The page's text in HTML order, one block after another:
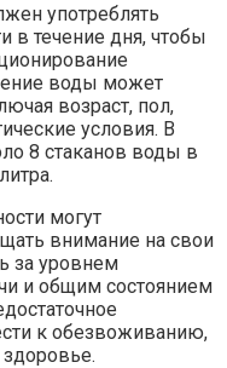
употреблять
в течение дня, чтобы
воды может
возраст, пол,
условия. В
8 стаканов воды в
могут
внимание на свои
за уровнем
и общим состоянием
к обезвоживанию,
здоровье.